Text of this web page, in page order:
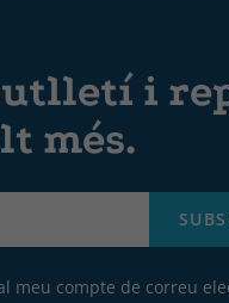
i
més.
meu compte de correu